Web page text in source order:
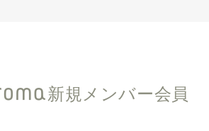
新規メンバー会員